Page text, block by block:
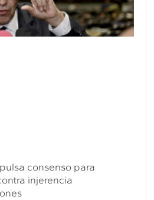
consenso para
injerencia